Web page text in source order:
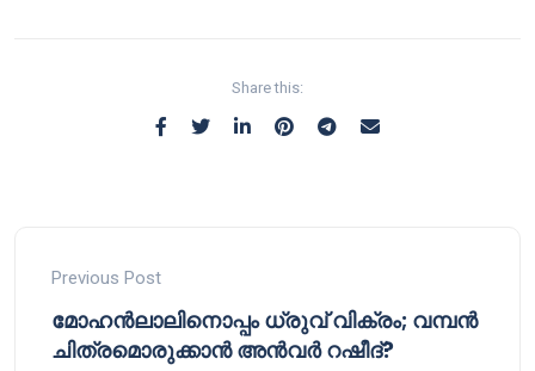
Share this:
Previous Post
മോഹൻലാലിനൊപ്പം ധ്രുവ് വിക്രം; വമ്പൻ
ചിത്രമൊരുക്കാൻ അൻവർ റഷീദ്?